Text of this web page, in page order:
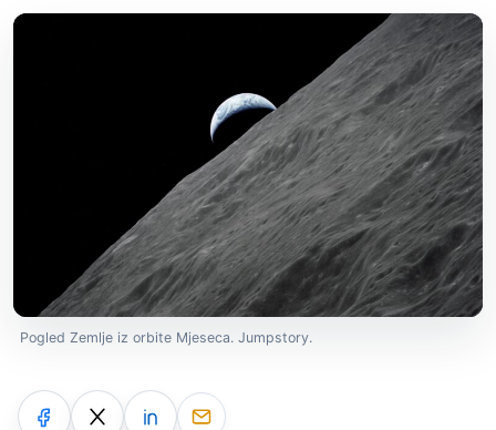
Pogled Zemlje iz orbite Mjeseca. Jumpstory.